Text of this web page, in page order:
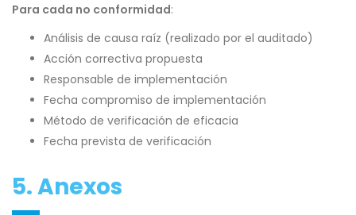
Para cada no conformidad:
Análisis de causa raíz (realizado por el auditado)
Acción correctiva propuesta
Responsable de implementación
Fecha compromiso de implementación
Método de verificación de eficacia
Fecha prevista de verificación
5. Anexos